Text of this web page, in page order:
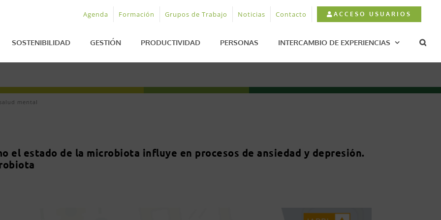
Agenda Formación Grupos de Trabajo Noticias Contacto ACCESO USUARIOS
SOSTENIBILIDAD GESTIÓN PRODUCTIVIDAD PERSONAS INTERCAMBIO DE EXPERIENCIAS
mental
el estado de la microbiota influye en procesos de ansiedad y depresión.